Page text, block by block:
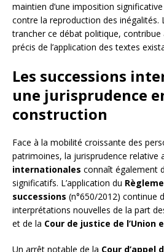
maintien d’une imposition
contre la reproduction des inégalités.
trancher ce débat politique,
précis de l’application des textes
Les successions
une jurisprudence
construction
Face à la mobilité croissante des
patrimoines, la jurisprudence relative
internationales connaît également
significatifs. L’application du
successions (n°650/2012) continue
interprétations nouvelles de la part
et de la Cour de justice de l’Union
Un arrêt notable de la Cour d’appel